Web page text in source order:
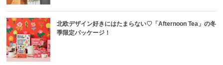
北欧デザイン好きにはたまらない♡「Afternoon Tea」の冬
季限定パッケージ！